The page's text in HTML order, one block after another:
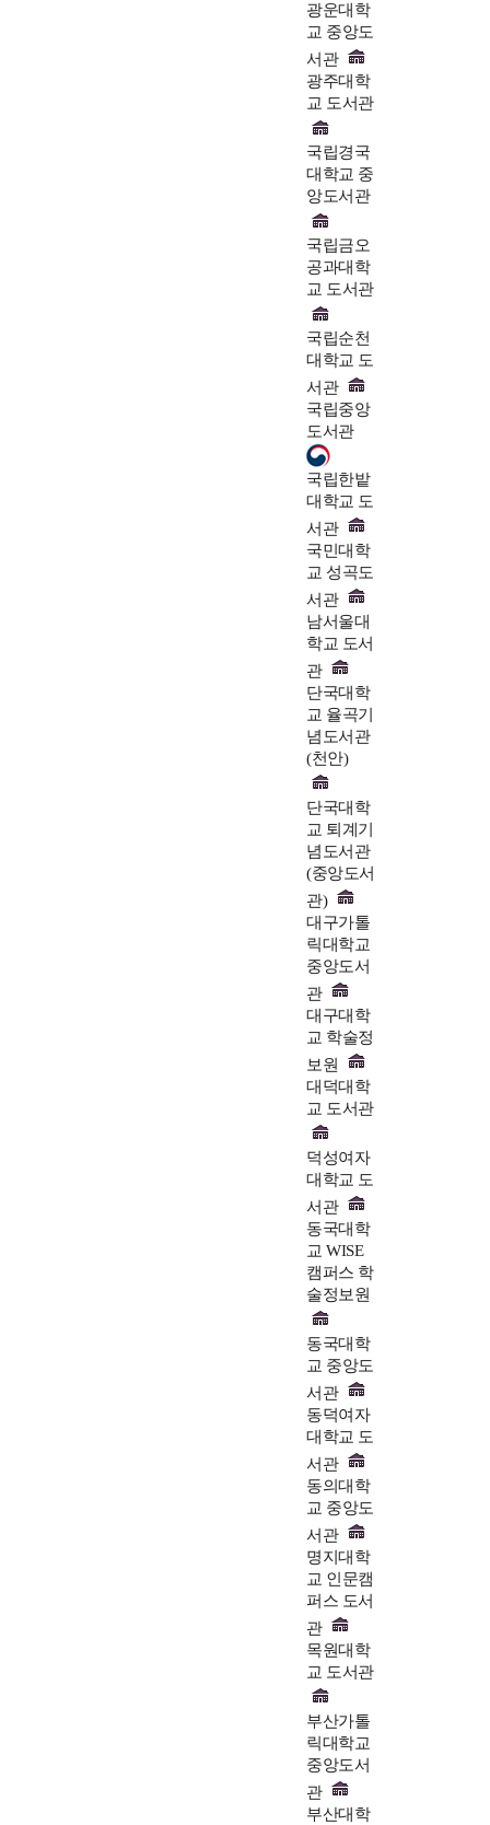
광운대학
교 중앙도
서관
광주대학
교 도서관
국립경국
대학교 중
앙도서관
국립금오
공과대학
교 도서관
국립순천
대학교 도
서관
국립중앙
도서관
국립한밭
대학교 도
서관
국민대학
교 성곡도
서관
남서울대
학교 도서
관
단국대학
교 율곡기
념도서관
(천안)
단국대학
교 퇴계기
념도서관
(중앙도서
관)
대구가톨
릭대학교
중앙도서
관
대구대학
교 학술정
보원
대덕대학
교 도서관
덕성여자
대학교 도
서관
동국대학
교 WISE
캠퍼스 학
술정보원
동국대학
교 중앙도
서관
동덕여자
대학교 도
서관
동의대학
교 중앙도
서관
명지대학
교 인문캠
퍼스 도서
관
목원대학
교 도서관
부산가톨
릭대학교
중앙도서
관
부산대학